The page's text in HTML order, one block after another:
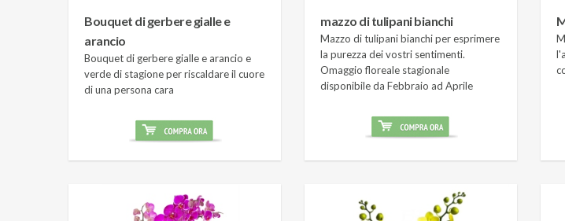
Bouquet di gerbere gialle e
arancio
Bouquet di gerbere gialle e arancio e
verde di stagione per riscaldare il cuore
di una persona cara
mazzo di tulipani bianchi
Mazzo di tulipani bianchi per esprimere
la purezza dei vostri sentimenti.
Omaggio floreale stagionale
disponibile da Febbraio ad Aprile